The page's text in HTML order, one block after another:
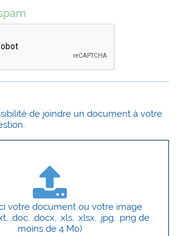
de joindre un document à votre
votre document ou votre image
.doc, .docx, .xls, .xlsx, .jpg, .png de
moins de 4 Mo)